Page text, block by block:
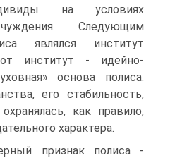
на условиях
Следующим
являлся институт
институт - идейно-
основа полиса.
его стабильность,
как правило,
характера.
признак полиса -